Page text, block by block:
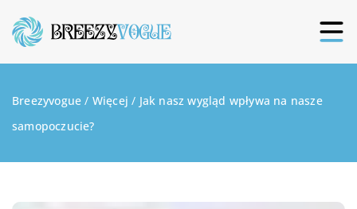
Breezyvogue / Więcej / Jak nasz wygląd wpływa na nasze
samopoczucie?